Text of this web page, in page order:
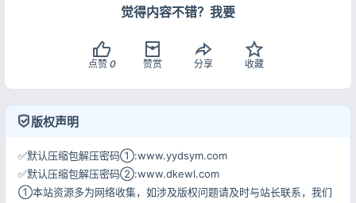
觉得内容不错？我要
点赞 0 赞赏 分享 收藏
版权声明
✅默认压缩包解压密码①:www.yydsym.com
✅默认压缩包解压密码②:www.dkewl.com
①本站资源多为网络收集，如涉及版权问题请及时与站长联系，我们
登录
没有账号？立即注册